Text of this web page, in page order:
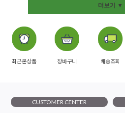
더보기 ▼
최근본상품 장바구니 배송조회
CUSTOMER CENTER